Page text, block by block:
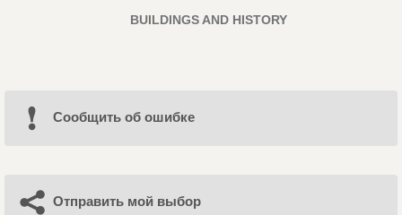
BUILDINGS AND HISTORY
Cообщить об ошибке
Отправить мой выбор